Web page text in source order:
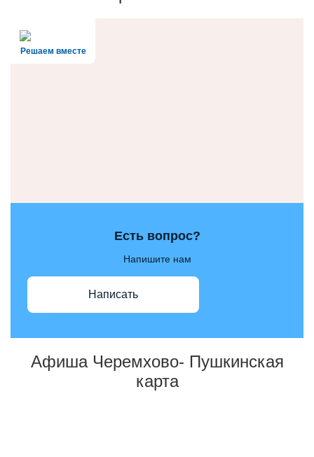
Решаем вместе
Есть вопрос?
Напишите нам
Написать
Афиша Черемхово- Пушкинская
карта